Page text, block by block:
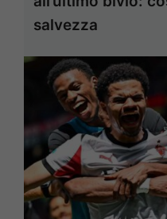
salvezza